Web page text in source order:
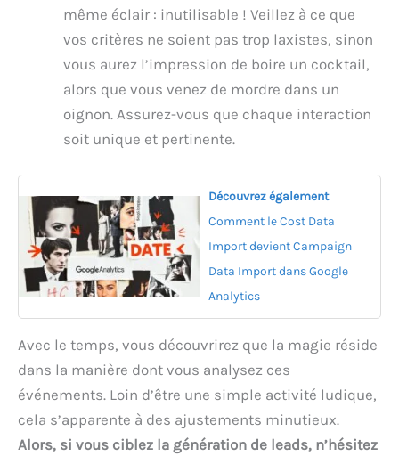
même éclair : inutilisable ! Veillez à ce que
vos critères ne soient pas trop laxistes, sinon
vous aurez l’impression de boire un cocktail,
alors que vous venez de mordre dans un
oignon. Assurez-vous que chaque interaction
soit unique et pertinente.
Découvrez également
Comment le Cost Data
Import devient Campaign
Data Import dans Google
Analytics
Avec le temps, vous découvrirez que la magie réside
dans la manière dont vous analysez ces
événements. Loin d’être une simple activité ludique,
cela s’apparente à des ajustements minutieux.
Alors, si vous ciblez la génération de leads, n’hésitez